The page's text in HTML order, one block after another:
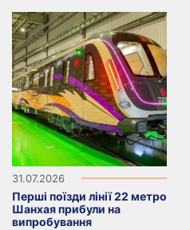
31.07.2026
Перші поїзди лінії 22 метро
Шанхая прибули на
випробування